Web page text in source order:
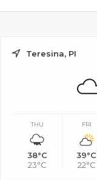
Teresina, PI
THU
38°C
23°C
FRI
39°C
22°C